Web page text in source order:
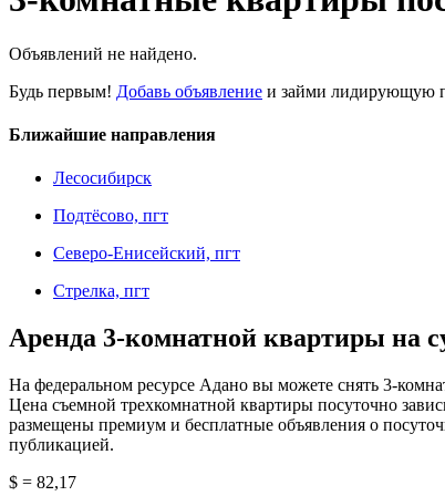
Объявлений не найдено.
Будь первым! Добавь объявление и займи лидирующую
Ближайшие направления
Лесосибирск
Подтёсово, пгт
Северо-Енисейский, пгт
Стрелка, пгт
Аренда 3-комнатной квартиры на
На федеральном ресурсе Адано вы можете снять 3-
Цена съемной трехкомнатной квартиры посуточно
размещены премиум и бесплатные объявления о
публикацией.
$ = 82,17